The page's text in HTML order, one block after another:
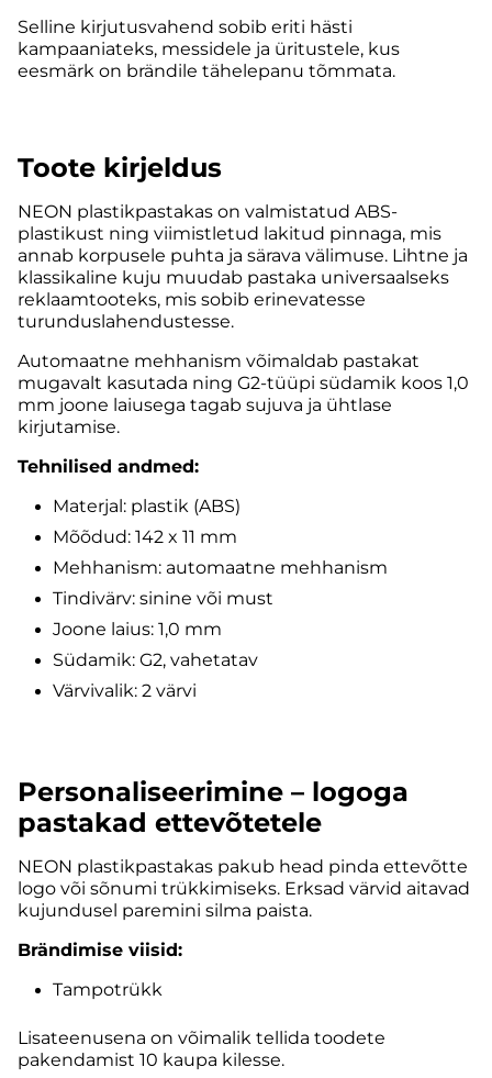
Selline kirjutusvahend sobib eriti hästi
kampaaniateks, messidele ja üritustele, kus
eesmärk on brändile tähelepanu tõmmata.
Toote kirjeldus
NEON plastikpastakas on valmistatud ABS-
plastikust ning viimistletud lakitud pinnaga, mis
annab korpusele puhta ja särava välimuse. Lihtne ja
klassikaline kuju muudab pastaka universaalseks
reklaamtooteks, mis sobib erinevatesse
turunduslahendustesse.
Automaatne mehhanism võimaldab pastakat
mugavalt kasutada ning G2-tüüpi südamik koos 1,0
mm joone laiusega tagab sujuva ja ühtlase
kirjutamise.
Tehnilised andmed:
Materjal: plastik (ABS)
Mõõdud: 142 x 11 mm
Mehhanism: automaatne mehhanism
Tindivärv: sinine või must
Joone laius: 1,0 mm
Südamik: G2, vahetatav
Värvivalik: 2 värvi
Personaliseerimine – logoga
pastakad ettevõtetele
NEON plastikpastakas pakub head pinda ettevõtte
logo või sõnumi trükkimiseks. Erksad värvid aitavad
kujundusel paremini silma paista.
Brändimise viisid:
Tampotrükk
Lisateenusena on võimalik tellida toodete
pakendamist 10 kaupa kilesse.